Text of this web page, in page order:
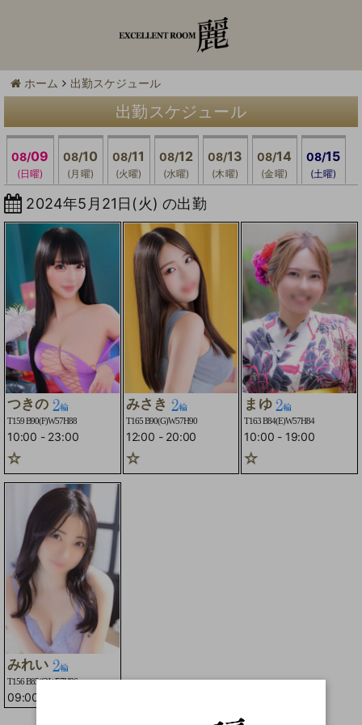
ホーム 出勤スケジュール
出勤スケジュール
08/09
(日曜)
08/10
(月曜)
08/11
(火曜)
08/12
(水曜)
08/13
(木曜)
08/14
(金曜)
08/15
(土曜)
2024年5月21日(火) の出勤
つきの
T159 B90(F)W57H88
10:00 - 23:00
みさき
T165 B90(G)W57H90
12:00 - 20:00
車コースOK☆
まゆ
T163 B84(E)W57H84
10:00 - 19:00
☆2輪車コースOK☆
みれい
T156 B85(C)W57H86
09:00